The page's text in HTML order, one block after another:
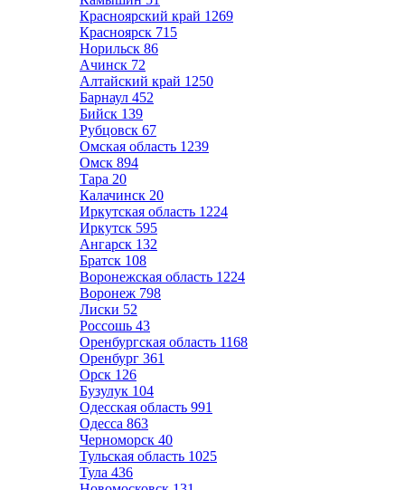
Красноярский край 1269
Красноярск 715
Норильск 86
Ачинск 72
Алтайский край 1250
Барнаул 452
Бийск 139
Рубцовск 67
Омская область 1239
Омск 894
Тара 20
Калачинск 20
Иркутская область 1224
Иркутск 595
Ангарск 132
Братск 108
Воронежская область 1224
Воронеж 798
Лиски 52
Россошь 43
Оренбургская область 1168
Оренбург 361
Орск 126
Бузулук 104
Одесская область 991
Одесса 863
Черноморск 40
Тульская область 1025
Тула 436